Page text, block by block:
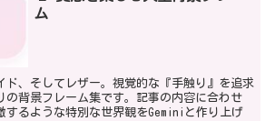
ム
ド、そしてレザー。視覚的な『手触り』を追求
の背景フレーム集です。記事の内容に合わせ
するような特別な世界観をGeminiと作り上げ